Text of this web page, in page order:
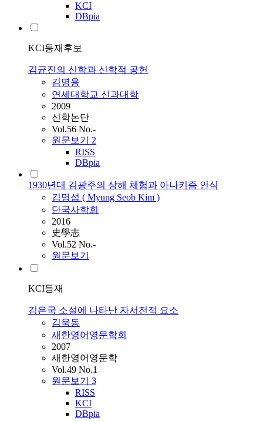
KCI
DBpia
KCI등재후보
김균진의 신학과 신학적 공헌
김명용
연세대학교 신과대학
2009
신학논단
Vol.56 No.-
원문보기 2
RISS
DBpia
1930년대 김광주의 상해 체험과 아나키즘 인식
김명섭 ( Myung Seob Kim )
단국사학회
2016
史學志
Vol.52 No.-
원문보기
KCI등재
김은국 소설에 나타난 자서전적 요소
김욱동
새한영어영문학회
2007
새한영어영문학
Vol.49 No.1
원문보기 3
RISS
KCI
DBpia